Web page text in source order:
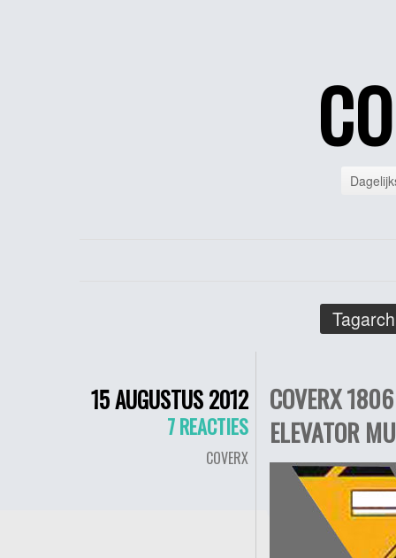
15 AUGUSTUS 2012
7 REACTIES
COVERX
COVERX
ELEVATOR